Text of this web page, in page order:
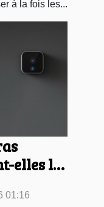
à la fois les...
elles la
01:16